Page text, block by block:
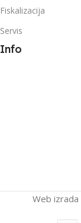
Fiskalizacija
Servis
Info
Web izrada